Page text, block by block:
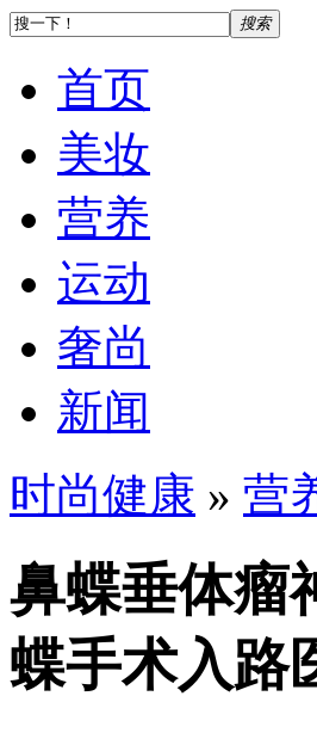
搜索
首页
美妆
营养
运动
奢尚
新闻
时尚健康 » 营
鼻蝶垂体瘤
蝶手术入路